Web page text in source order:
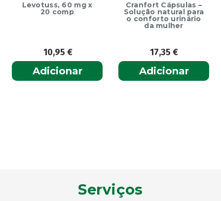
Levotuss, 60 mg x
20 comp
10,95€
Adicionar
Cranfort Cápsulas –
Solução natural para
o conforto urinário
da mulher
17,35€
Adicionar
Serviços